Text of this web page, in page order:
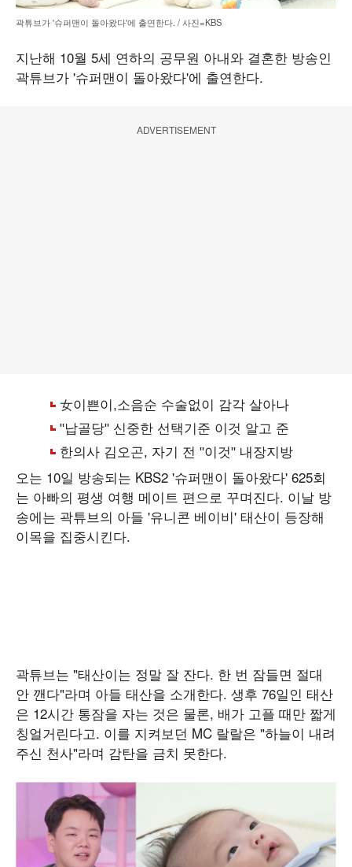
곽튜브가 '슈퍼맨이 돌아왔다'에 출연한다. / 사진=KBS
지난해 10월 5세 연하의 공무원 아내와 결혼한 방송인
곽튜브가 '슈퍼맨이 돌아왔다'에 출연한다.
ADVERTISEMENT
오는 10일 방송되는 KBS2 '슈퍼맨이 돌아왔다' 625회
는 아빠의 평생 여행 메이트 편으로 꾸며진다. 이날 방
송에는 곽튜브의 아들 '유니콘 베이비' 태산이 등장해
이목을 집중시킨다.
곽튜브는 "태산이는 정말 잘 잔다. 한 번 잠들면 절대
안 깬다"라며 아들 태산을 소개한다. 생후 76일인 태산
은 12시간 통잠을 자는 것은 물론, 배가 고플 때만 짧게
칭얼거린다고. 이를 지켜보던 MC 랄랄은 "하늘이 내려
주신 천사"라며 감탄을 금치 못한다.